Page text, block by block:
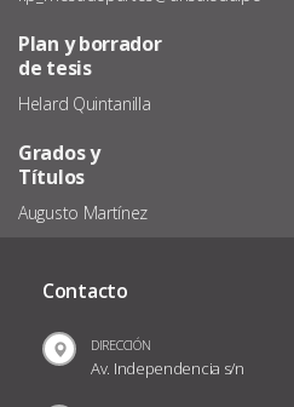
Plan y borrador
de tesis
Helard Quintanilla
Grados y
Títulos
Augusto Martínez
Contacto
DIRECCIÓN
Av. Independencia s/n